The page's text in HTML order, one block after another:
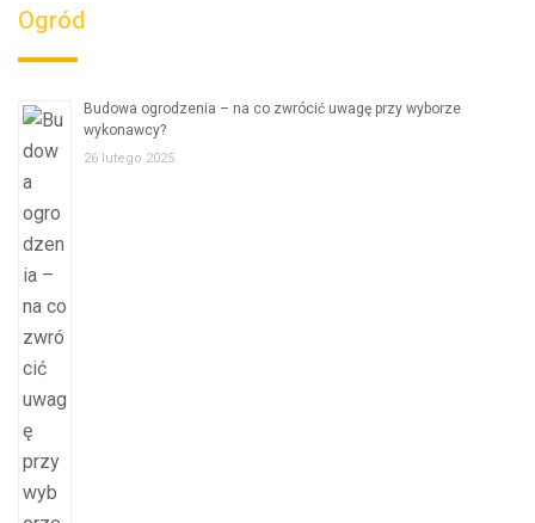
Ogród
Budowa ogrodzenia – na co zwrócić uwagę przy wyborze
wykonawcy?
26 lutego 2025